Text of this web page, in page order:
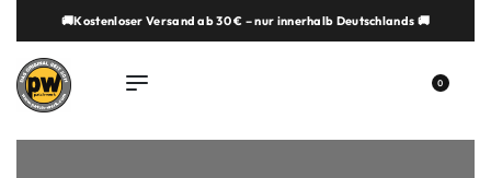
springen🚚Kostenloser Versand ab 30 € – nur innerhalb Deutschlands 🚚
0